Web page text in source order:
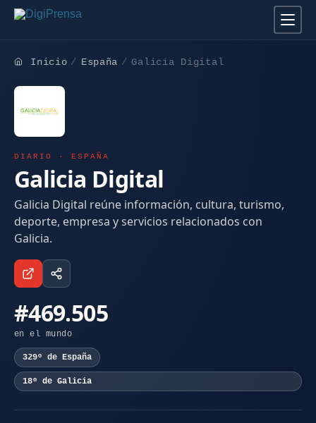
Inicio España Galicia Digital
DIARIO · ESPAÑA
Galicia Digital
Galicia Digital reúne información, cultura, turismo,
deporte, empresa y servicios relacionados con
Galicia.
#469.505
en el mundo
329º de España
18º de Galicia